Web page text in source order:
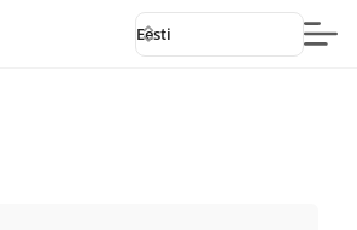
Eesti